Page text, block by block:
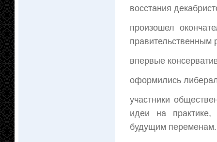
восстания
произошел
правительственным
впервые
оформились
участники
идеи на практике,
будущим